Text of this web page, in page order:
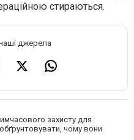
стираються.
наші джерела
захисту для
чому вони